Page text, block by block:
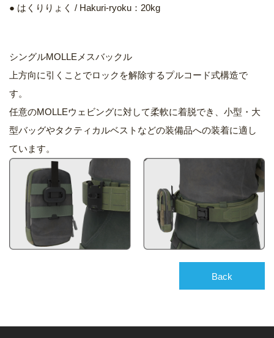
● はくりりょく / Hakuri-ryoku：20kg
シングルMOLLEメスバックル
上方向に引くことでロックを解除するプルコード式構造で
す。
任意のMOLLEウェビングに対して柔軟に着脱でき、小型・大
型バッグやタクティカルベストなどの装備品への装着に適し
ています。
Back